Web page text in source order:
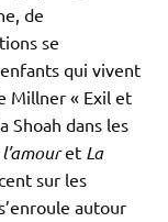
de
se
qui vivent
Millner « Exil et
Shoah dans les
et La
sur les
autour